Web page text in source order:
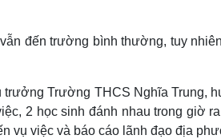
đến trường bình thường, tuy
Trường THCS Nghĩa Trung,
2 học sinh đánh nhau trong giờ
vụ việc và báo cáo lãnh đạo địa